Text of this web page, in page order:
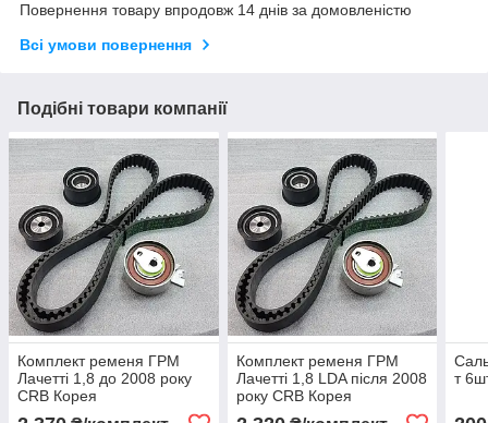
Повернення товару впродовж 14 днів за домовленістю
Всі умови повернення
Подібні товари компанії
Комплект ременя ГРМ
Лачетті 1,8 до 2008 року
CRB Корея
Комплект ременя ГРМ
Лачетті 1,8 LDA після 2008
року CRB Корея
т